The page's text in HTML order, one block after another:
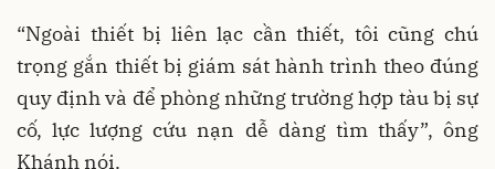
“Ngoài thiết bị liên lạc cần thiết, tôi cũng chú
trọng gắn thiết bị giám sát hành trình theo đúng
quy định và để phòng những trường hợp tàu bị sự
cố, lực lượng cứu nạn dễ dàng tìm thấy”, ông
Khánh nói.